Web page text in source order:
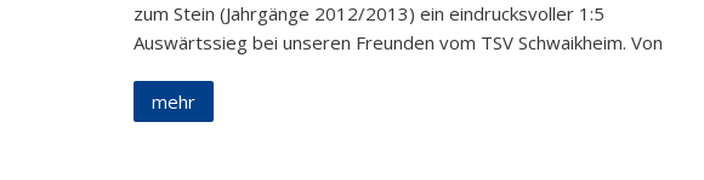
zum Stein (Jahrgänge 2012/2013) ein eindrucksvoller 1:5
Auswärtssieg bei unseren Freunden vom TSV Schwaikheim. Von
mehr